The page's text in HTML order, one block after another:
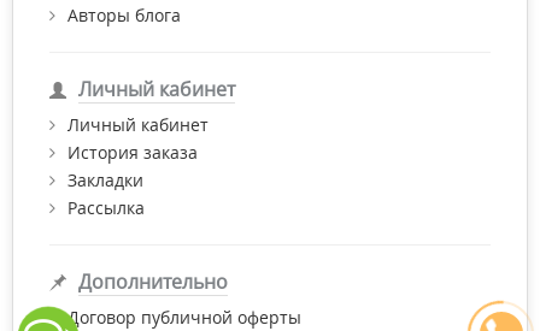
Авторы блога
Личный кабинет
Личный кабинет
История заказа
Закладки
Рассылка
Дополнительно
Договор публичной оферты